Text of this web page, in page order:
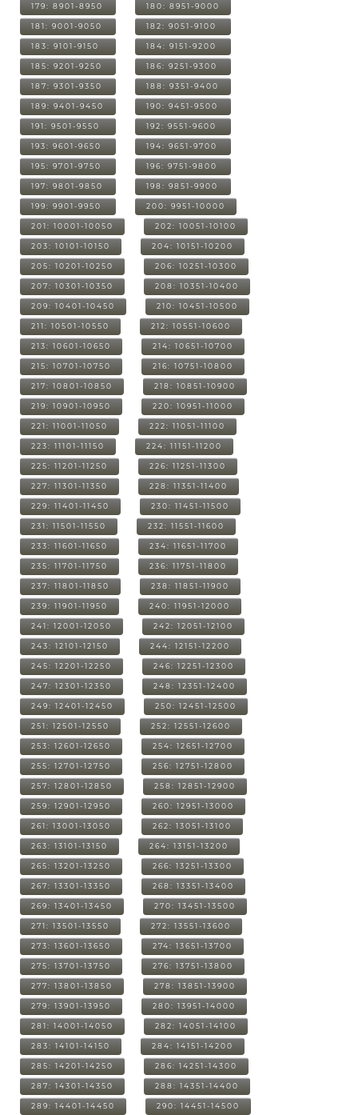
179: 8901-8950 180: 8951-9000
181: 9001-9050 182: 9051-9100
183: 9101-9150 184: 9151-9200
185: 9201-9250 186: 9251-9300
187: 9301-9350 188: 9351-9400
189: 9401-9450 190: 9451-9500
191: 9501-9550 192: 9551-9600
193: 9601-9650 194: 9651-9700
195: 9701-9750 196: 9751-9800
197: 9801-9850 198: 9851-9900
199: 9901-9950 200: 9951-10000
201: 10001-10050 202: 10051-10100
203: 10101-10150 204: 10151-10200
205: 10201-10250 206: 10251-10300
207: 10301-10350 208: 10351-10400
209: 10401-10450 210: 10451-10500
211: 10501-10550 212: 10551-10600
213: 10601-10650 214: 10651-10700
215: 10701-10750 216: 10751-10800
217: 10801-10850 218: 10851-10900
219: 10901-10950 220: 10951-11000
221: 11001-11050 222: 11051-11100
223: 11101-11150 224: 11151-11200
225: 11201-11250 226: 11251-11300
227: 11301-11350 228: 11351-11400
229: 11401-11450 230: 11451-11500
231: 11501-11550 232: 11551-11600
233: 11601-11650 234: 11651-11700
235: 11701-11750 236: 11751-11800
237: 11801-11850 238: 11851-11900
239: 11901-11950 240: 11951-12000
241: 12001-12050 242: 12051-12100
243: 12101-12150 244: 12151-12200
245: 12201-12250 246: 12251-12300
247: 12301-12350 248: 12351-12400
249: 12401-12450 250: 12451-12500
251: 12501-12550 252: 12551-12600
253: 12601-12650 254: 12651-12700
255: 12701-12750 256: 12751-12800
257: 12801-12850 258: 12851-12900
259: 12901-12950 260: 12951-13000
261: 13001-13050 262: 13051-13100
263: 13101-13150 264: 13151-13200
265: 13201-13250 266: 13251-13300
267: 13301-13350 268: 13351-13400
269: 13401-13450 270: 13451-13500
271: 13501-13550 272: 13551-13600
273: 13601-13650 274: 13651-13700
275: 13701-13750 276: 13751-13800
277: 13801-13850 278: 13851-13900
279: 13901-13950 280: 13951-14000
281: 14001-14050 282: 14051-14100
283: 14101-14150 284: 14151-14200
285: 14201-14250 286: 14251-14300
287: 14301-14350 288: 14351-14400
289: 14401-14450 290: 14451-14500